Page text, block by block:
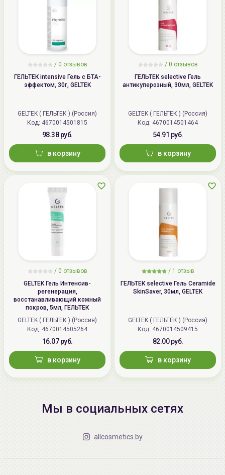
/ 0 отзывов
ГЕЛЬТЕК intensive Гель с БТА-
эффектом, 30г, GELTEK
GELTEK ( ГЕЛЬТЕК ) (Россия)
Код: 4670014501815
98.38 руб.
в корзину
/ 0 отзывов
ГЕЛЬТЕК selective Гель
антикуперозный, 30мл, GELTEK
GELTEK ( ГЕЛЬТЕК ) (Россия)
Код: 4670014501464
54.91 руб.
в корзину
/ 0 отзывов
GELTEK Гель Интенсив-
регенерация,
восстанавливающий кожный
покров, 5мл, ГЕЛЬТЕК
GELTEK ( ГЕЛЬТЕК ) (Россия)
Код: 4670014505264
16.07 руб.
в корзину
/ 1 отзыв
ГЕЛЬТЕК selective Гель Ceramide
SkinSaver, 30мл, GELTEK
GELTEK ( ГЕЛЬТЕК ) (Россия)
Код: 4670014509415
82.00 руб.
в корзину
Мы в социальных сетях
allcosmetics.by